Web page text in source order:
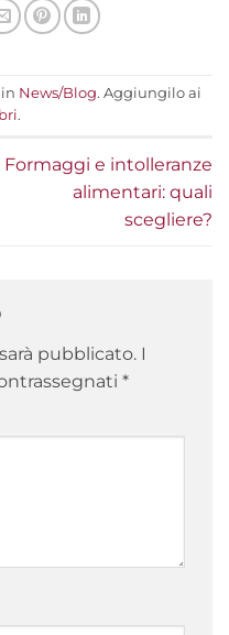
News/Blog. Aggiungilo ai
.
Formaggi e intolleranze
alimentari: quali
scegliere?
pubblicato. I
*